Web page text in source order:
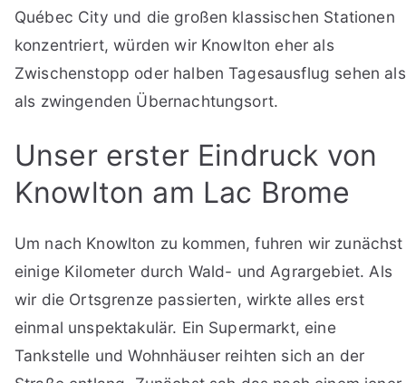
Québec City und die großen klassischen Stationen
konzentriert, würden wir Knowlton eher als
Zwischenstopp oder halben Tagesausflug sehen als
als zwingenden Übernachtungsort.
Unser erster Eindruck von
Knowlton am Lac Brome
Um nach Knowlton zu kommen, fuhren wir zunächst
einige Kilometer durch Wald- und Agrargebiet. Als
wir die Ortsgrenze passierten, wirkte alles erst
einmal unspektakulär. Ein Supermarkt, eine
Tankstelle und Wohnhäuser reihten sich an der